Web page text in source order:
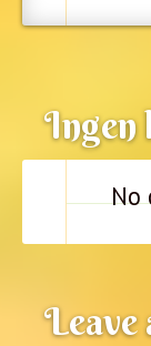
Ingen
No
Leave